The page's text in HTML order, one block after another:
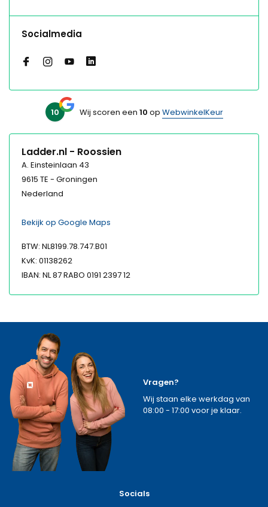
Socialmedia
10 Wij scoren een 10 op WebwinkelKeur
Ladder.nl - Roossien
A. Einsteinlaan 43
9615 TE - Groningen
Nederland
Bekijk op Google Maps
BTW: NL8199.78.747.B01
KvK: 01138262
IBAN: NL 87 RABO 0191 2397 12
Vragen?
Wij staan elke werkdag van
08:00 - 17:00 voor je klaar.
Socials